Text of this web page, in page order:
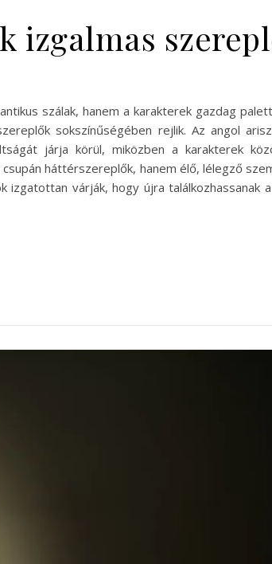
izgalmas
szálak, hanem a karakterek gazdag
sokszínűségében rejlik. Az angol
járja körül, miközben a karakterek
háttérszereplők, hanem élő, lélegző
izgatottan várják, hogy újra találkozhassanak